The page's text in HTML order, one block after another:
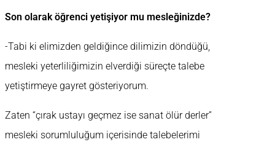
Son olarak öğrenci yetişiyor mu mesleğinizde?
-Tabi ki elimizden geldiğince dilimizin döndüğü,
mesleki yeterliliğimizin elverdiği süreçte talebe
yetiştirmeye gayret gösteriyorum.
Zaten “çırak ustayı geçmez ise sanat ölür derler”
mesleki sorumluluğum içerisinde talebelerimi